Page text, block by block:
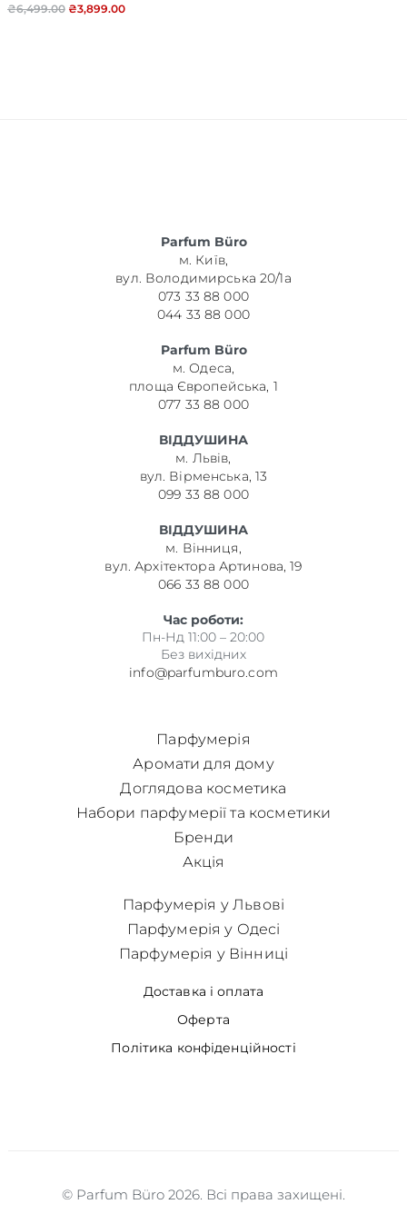
₴6,499.00 ₴3,899.00
Parfum Büro
м. Київ,
вул. Володимирська 20/1а
073 33 88 000
044 33 88 000
Parfum Büro
м. Одеса,
площа Європейська, 1
077 33 88 000
ВІДДУШИНА
м. Львів,
вул. Вірменська, 13
099 33 88 000
ВІДДУШИНА
м. Вінниця,
вул. Архітектора Артинова, 19
066 33 88 000
Час роботи:
Пн-Нд 11:00 – 20:00
Без вихідних
info@parfumburo.com
Парфумерія
Аромати для дому
Доглядова косметика
Набори парфумерії та косметики
Бренди
Акція
Доставка і оплата
Оферта
Політика конфіденційності
Парфумерія у Львові
Парфумерія у Одесі
Парфумерія у Вінниці
© Parfum Büro 2026. Всі права захищені.